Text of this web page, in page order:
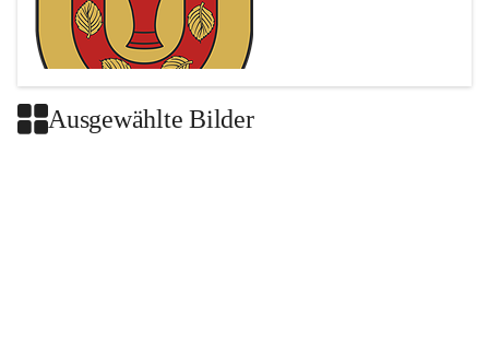
Ausgewählte Bilder